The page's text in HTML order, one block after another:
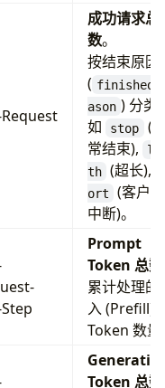
成功请求总
数。
按结束原因
(
ason ) 分类
如
stop
(
常结束),
th (超长),
ort
(客户端
中断)。
Prompt
Token 总数
累计处理的
入 (Prefill)
Token 数量
Token 总数